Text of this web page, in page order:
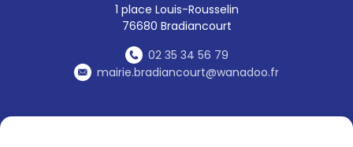
1 place Louis-Rousselin
76680 Bradiancourt
02 35 34 56 79
mairie.bradiancourt@wanadoo.fr